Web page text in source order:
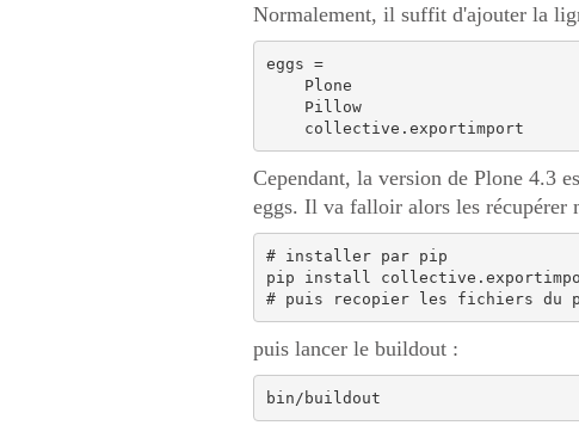
Normalement, il suffit d'ajouter la
eggs =
Cependant, la version de Plone 4.3
eggs. Il va falloir alors les récupérer
# installer par pip
pip install
puis lancer le buildout :